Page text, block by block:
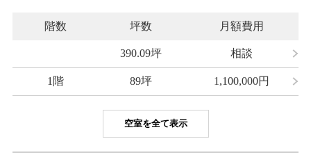
階数 坪数 月額費用
390.09坪 相談
1階 89坪 1,100,000円
空室を全て表示